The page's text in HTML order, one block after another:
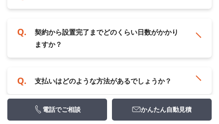
契約から設置完了までどのくらい日数がかかり
ますか？
支払いはどのような方法があるでしょうか？
パナソニック・日東工業以外の充電器の設置も
電話でご相談 かんたん自動見積